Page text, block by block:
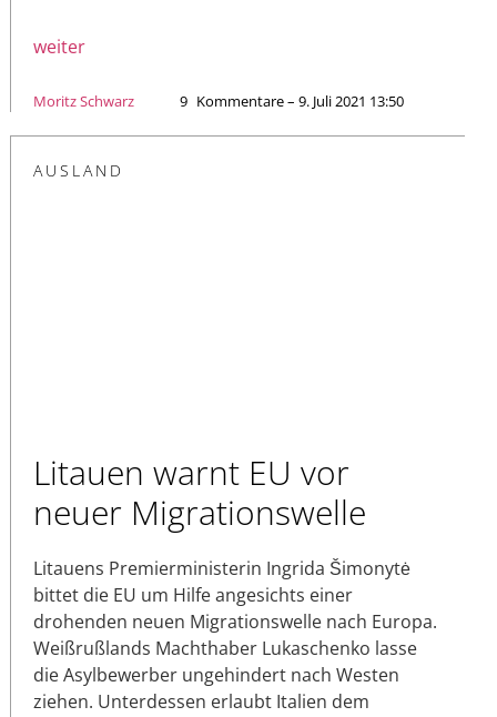
weiter
Moritz Schwarz 9 Kommentare – 9. Juli 2021 13:50
AUSLAND
Litauen warnt EU vor
neuer Migrationswelle
Litauens Premierministerin Ingrida Šimonytė
bittet die EU um Hilfe angesichts einer
drohenden neuen Migrationswelle nach Europa.
Weißrußlands Machthaber Lukaschenko lasse
die Asylbewerber ungehindert nach Westen
ziehen. Unterdessen erlaubt Italien dem